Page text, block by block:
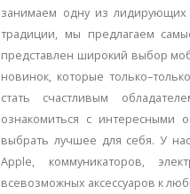
занимаем одну из лидирующих
традиции, мы предлагаем
представлен широкий выбор
новинок, которые
стать счастливым
ознакомиться с интересными
выбрать лучшее для себя. У
Apple, коммуникаторов,
всевозможных аксессуаров к